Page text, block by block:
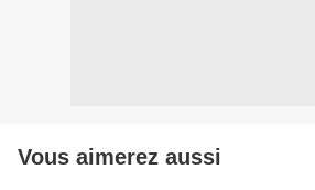
Vous aimerez aussi